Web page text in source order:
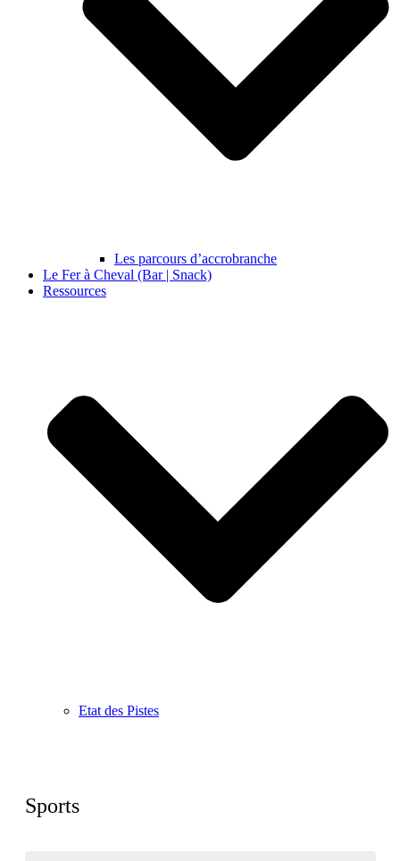
Les parcours d’accrobranche
Le Fer à Cheval (Bar | Snack)
Ressources
Etat des Pistes
Sports